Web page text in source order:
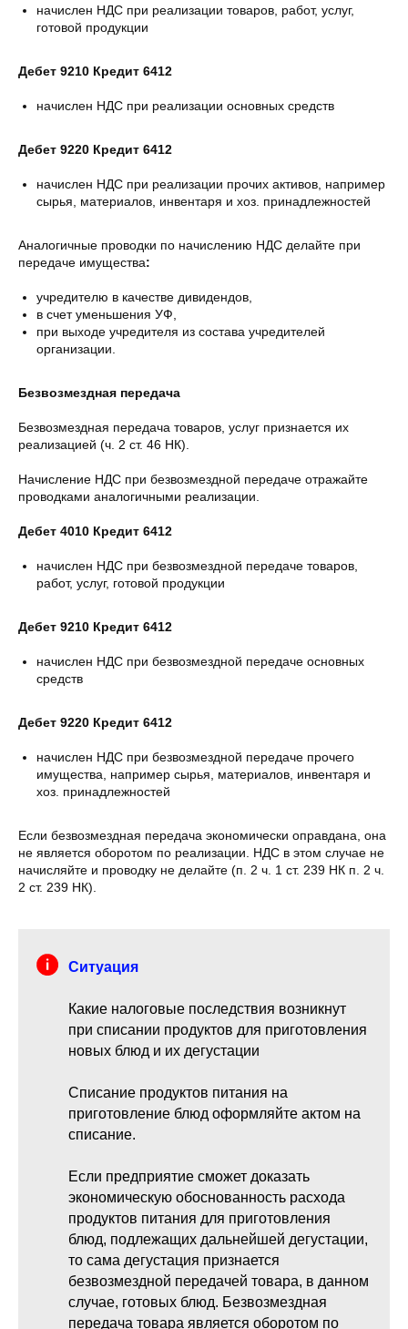
начислен НДС при реализации товаров, работ, услуг,
готовой продукции
Дебет 9210 Кредит 6412
начислен НДС при реализации основных средств
Дебет 9220 Кредит 6412
начислен НДС при реализации прочих активов, например
сырья, материалов, инвентаря и хоз. принадлежностей
Аналогичные проводки по начислению НДС делайте при
передаче имущества:
учредителю в качестве дивидендов,
в счет уменьшения УФ,
при выходе учредителя из состава учредителей
организации.
Безвозмездная передача
Безвозмездная передача товаров, услуг признается их
реализацией (ч. 2 ст. 46 НК).
Начисление НДС при безвозмездной передаче отражайте
проводками аналогичными реализации.
Дебет 4010 Кредит 6412
начислен НДС при безвозмездной передаче товаров,
работ, услуг, готовой продукции
Дебет 9210 Кредит 6412
начислен НДС при безвозмездной передаче основных
средств
Дебет 9220 Кредит 6412
начислен НДС при безвозмездной передаче прочего
имущества, например сырья, материалов, инвентаря и
хоз. принадлежностей
Если безвозмездная передача экономически оправдана, она
не является оборотом по реализации. НДС в этом случае не
начисляйте и проводку не делайте (п. 2 ч. 1 ст. 239 НК п. 2 ч.
2 ст. 239 НК).
Ситуация
Какие налоговые последствия возникнут
при списании продуктов для приготовления
новых блюд и их дегустации
Списание продуктов питания на
приготовление блюд оформляйте актом на
списание.
Если предприятие сможет доказать
экономическую обоснованность расхода
продуктов питания для приготовления
блюд, подлежащих дальнейшей дегустации,
то сама дегустация признается
безвозмездной передачей товара, в данном
случае, готовых блюд. Безвозмездная
передача товара является оборотом по